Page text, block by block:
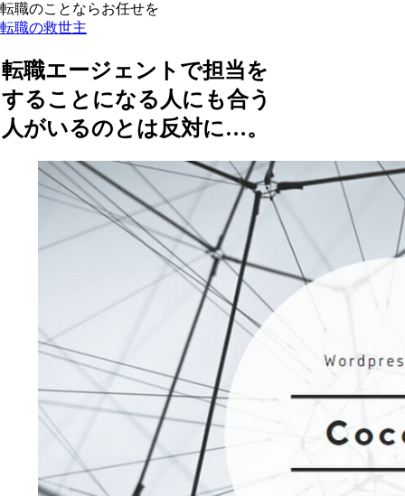
転職のことならお任せを
転職の救世主
転職エージェントで担当を
することになる人にも合う
人がいるのとは反対に…。